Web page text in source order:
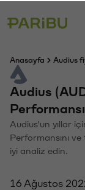
Anasayfa Audius
Audius
Performansı
Audius'un yıllar
Performansını
iyi analiz edin.
16 Ağustos